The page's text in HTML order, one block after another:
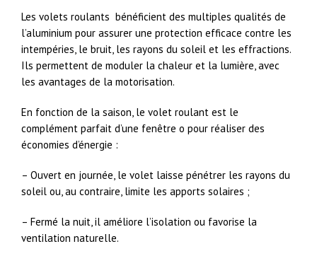
Les volets roulants bénéficient des multiples qualités de
l’aluminium pour assurer une protection efficace contre les
intempéries, le bruit, les rayons du soleil et les effractions.
Ils permettent de moduler la chaleur et la lumière, avec
les avantages de la motorisation.
En fonction de la saison, le volet roulant est le
complément parfait d’une fenêtre o pour réaliser des
économies d’énergie :
– Ouvert en journée, le volet laisse pénétrer les rayons du
soleil ou, au contraire, limite les apports solaires ;
– Fermé la nuit, il améliore l’isolation ou favorise la
ventilation naturelle.